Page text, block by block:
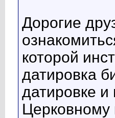
Дорогие
которой
датировка
датировке
Церковному